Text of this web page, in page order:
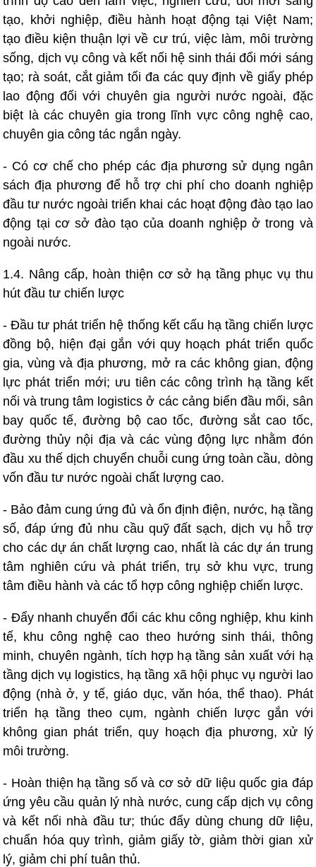
tạo, khởi nghiệp, điều hành hoạt động tại Việt Nam;
tạo điều kiện thuận lợi về cư trú, việc làm, môi trường
sống, dịch vụ công và kết nối hệ sinh thái đổi mới sáng
tạo; rà soát, cắt giảm tối đa các quy định về giấy phép
lao động đối với chuyên gia người nước ngoài, đặc
biệt là các chuyên gia trong lĩnh vực công nghệ cao,
chuyên gia công tác ngắn ngày.
- Có cơ chế cho phép các địa phương sử dụng ngân
sách địa phương để hỗ trợ chi phí cho doanh nghiệp
đầu tư nước ngoài triển khai các hoạt động đào tạo lao
động tại cơ sở đào tạo của doanh nghiệp ở trong và
ngoài nước.
1.4. Nâng cấp, hoàn thiện cơ sở hạ tầng phục vụ thu
hút đầu tư chiến lược
- Đầu tư phát triển hệ thống kết cấu hạ tầng chiến lược
đồng bộ, hiện đại gắn với quy hoạch phát triển quốc
gia, vùng và địa phương, mở ra các không gian, động
lực phát triển mới; ưu tiên các công trình hạ tầng kết
nối và trung tâm logistics ở các cảng biển đầu mối, sân
bay quốc tế, đường bộ cao tốc, đường sắt cao tốc,
đường thủy nội địa và các vùng động lực nhằm đón
đầu xu thế dịch chuyển chuỗi cung ứng toàn cầu, dòng
vốn đầu tư nước ngoài chất lượng cao.
- Bảo đảm cung ứng đủ và ổn định điện, nước, hạ tầng
số, đáp ứng đủ nhu cầu quỹ đất sạch, dịch vụ hỗ trợ
cho các dự án chất lượng cao, nhất là các dự án trung
tâm nghiên cứu và phát triển, trụ sở khu vực, trung
tâm điều hành và các tổ hợp công nghiệp chiến lược.
- Đẩy nhanh chuyển đổi các khu công nghiệp, khu kinh
tế, khu công nghệ cao theo hướng sinh thái, thông
minh, chuyên ngành, tích hợp hạ tầng sản xuất với hạ
tầng dịch vụ logistics, hạ tầng xã hội phục vụ người lao
động (nhà ở, y tế, giáo dục, văn hóa, thể thao). Phát
triển hạ tầng theo cụm, ngành chiến lược gắn với
không gian phát triển, quy hoạch địa phương, xử lý
môi trường.
- Hoàn thiện hạ tầng số và cơ sở dữ liệu quốc gia đáp
ứng yêu cầu quản lý nhà nước, cung cấp dịch vụ công
và kết nối nhà đầu tư; thúc đẩy dùng chung dữ liệu,
chuẩn hóa quy trình, giảm giấy tờ, giảm thời gian xử
lý, giảm chi phí tuân thủ.